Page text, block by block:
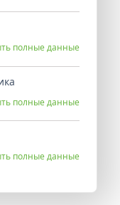
полные данные
полные данные
полные данные